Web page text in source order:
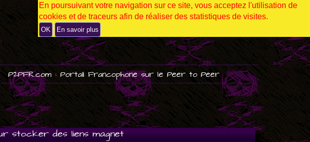
P
U
B
P2PFR.com : Portail Francophone sur le Peer to Peer
stocker des liens magnet
En poursuivant votre navigation sur ce site, vous acceptez l'utilisation de
cookies et de traceurs afin de réaliser des statistiques de visites.
OK En savoir plus